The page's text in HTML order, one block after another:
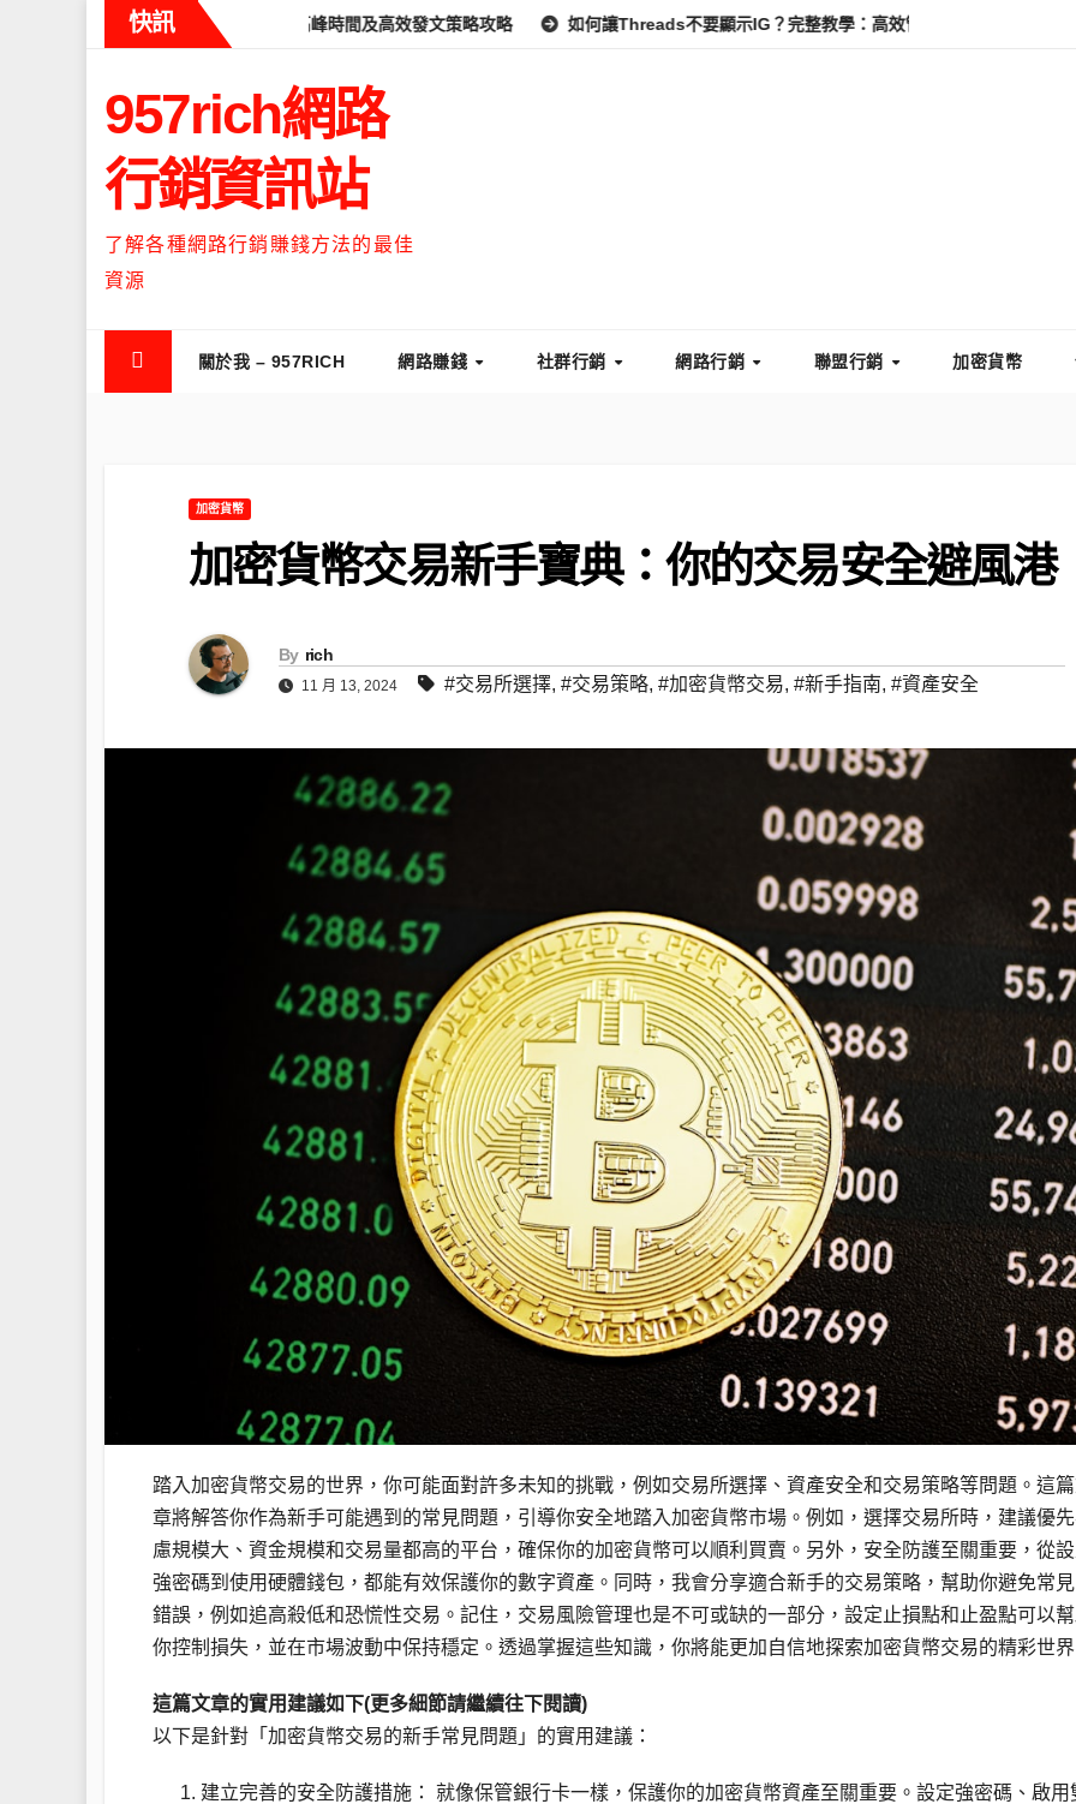
快訊
麼時候流量最高？流量高峰時間及高效發文策略攻略 如何讓Threads不要顯示IG？完整教學：高效管理你的線上隱私與數據安全
957rich網路
行銷資訊站
了解各種網路行銷賺錢方法的最佳
資源
關於我 – 957RICH 網路賺錢 社群行銷 網路行銷 聯盟行銷 加密貨幣
加密貨幣
加密貨幣交易新手寶典：你的交易安全避風港
By rich
11 月 13, 2024 #交易所選擇, #交易策略, #加密貨幣交易, #新手指南, #資產安全
踏入加密貨幣交易的世界，你可能面對許多未知的挑戰，例如交易所選擇、資產安全和交易策略等問題。這
章將解答你作為新手可能遇到的常見問題，引導你安全地踏入加密貨幣市場。例如，選擇交易所時，建議優
慮規模大、資金規模和交易量都高的平台，確保你的加密貨幣可以順利買賣。另外，安全防護至關重要，從
強密碼到使用硬體錢包，都能有效保護你的數字資產。同時，我會分享適合新手的交易策略，幫助你避免常
錯誤，例如追高殺低和恐慌性交易。記住，交易風險管理也是不可或缺的一部分，設定止損點和止盈點可以
你控制損失，並在市場波動中保持穩定。透過掌握這些知識，你將能更加自信地探索加密貨幣交易的精彩世
這篇文章的實用建議如下(更多細節請繼續往下閱讀)
以下是針對「加密貨幣交易的新手常見問題」的實用建議：
建立完善的安全防護措施： 就像保管銀行卡一樣，保護你的加密貨幣資產至關重要。設定強密碼、啟用